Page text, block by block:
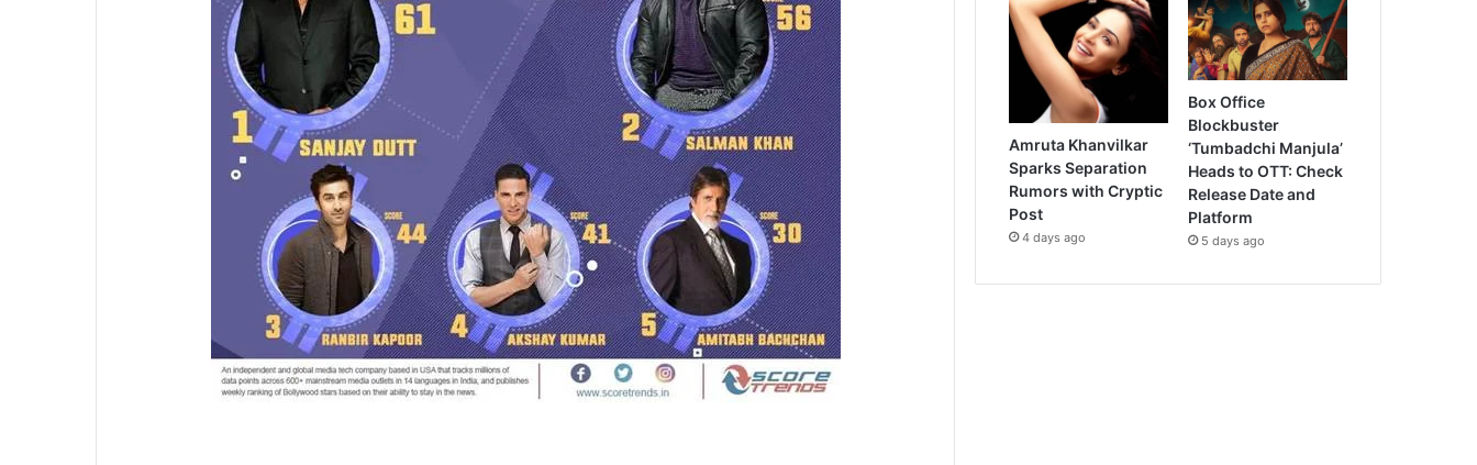
Amruta Khanvilkar
Sparks Separation
Rumors with Cryptic
Post
4 days ago
Box Office
Blockbuster
‘Tumbadchi Manjula’
Heads to OTT: Check
Release Date and
Platform
5 days ago